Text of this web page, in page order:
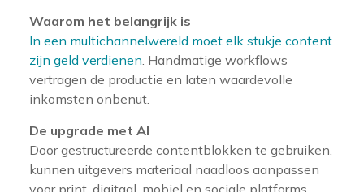
Waarom het belangrijk is
In een multichannelwereld moet elk stukje content
zijn geld verdienen . Handmatige workflows
vertragen de productie en laten waardevolle
inkomsten onbenut.
De upgrade met AI
Door gestructureerde contentblokken te gebruiken,
kunnen uitgevers materiaal naadloos aanpassen
voor print, digitaal, mobiel en sociale platforms.